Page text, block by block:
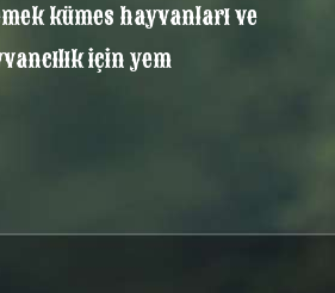
kümes hayvanları ve
için yem